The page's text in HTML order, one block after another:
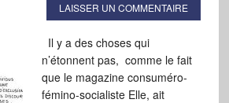
LAISSER UN COMMENTAIRE
Il y a des choses qui
n’étonnent pas, comme le fait
que le magazine consuméro-
fémino-socialiste Elle, ait